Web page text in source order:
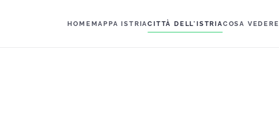
HOMEMAPPA ISTRIACITTÀ DELL'ISTRIACOSA VEDERE